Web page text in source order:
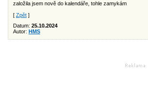
založila jsem nově do kalendáře, tohle zamykám
[ Zpět ]
Datum: 25.10.2024
Autor: HMS